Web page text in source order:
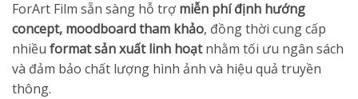
ForArt Film sẵn sàng hỗ trợ miễn phí định hướng
concept, moodboard tham khảo, đồng thời cung cấp
nhiều format sản xuất linh hoạtnhằm tối ưu ngân sách
và đảm bảo chất lượng hình ảnh và hiệu quả truyền
thông.